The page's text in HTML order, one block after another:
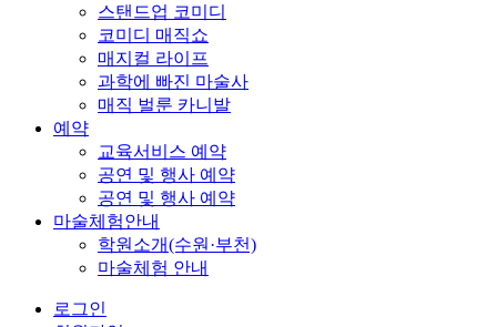
스탠드업 코미디
코미디 매직쇼
매지컬 라이프
과학에 빠진 마술사
매직 벌룬 카니발
예약
교육서비스 예약
공연 및 행사 예약
공연 및 행사 예약
마술체험안내
학원소개(수원·부천)
마술체험 안내
로그인